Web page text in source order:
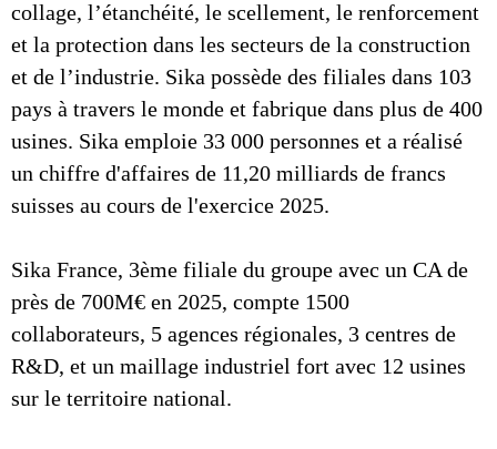
collage, l’étanchéité, le scellement, le renforcement
et la protection dans les secteurs de la construction
et de l’industrie. Sika possède des filiales dans 103
pays à travers le monde et fabrique dans plus de 400
usines. Sika emploie 33 000 personnes et a réalisé
un chiffre d'affaires de 11,20 milliards de francs
suisses au cours de l'exercice 2025.
Sika France, 3ème filiale du groupe avec un CA de
près de 700M€ en 2025, compte 1500
collaborateurs, 5 agences régionales, 3 centres de
R&D, et un maillage industriel fort avec 12 usines
sur le territoire national.